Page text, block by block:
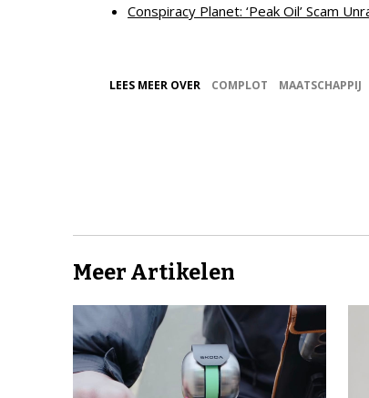
Conspiracy Planet: ‘Peak Oil’ Scam
LEES MEER OVER COMPLOT MAATSCHAPPIJ
Meer Artikelen